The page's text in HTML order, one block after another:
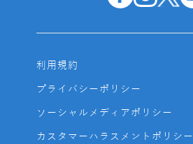
利用規約
プライバシーポリシー
ソーシャルメディアポリシー
カスタマーハラスメントポリシー